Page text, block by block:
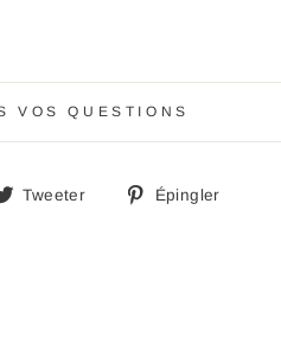
VOS QUESTIONS
Tweeter
TweeterÉpingler